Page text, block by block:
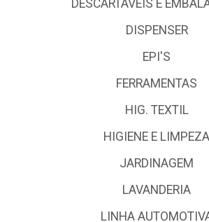
DESCARTÁVEIS E
DISPENSER
EPI'S
FERRAMENTAS
HIG. TEXTIL
HIGIENE E LIMPEZA
JARDINAGEM
LAVANDERIA
LINHA